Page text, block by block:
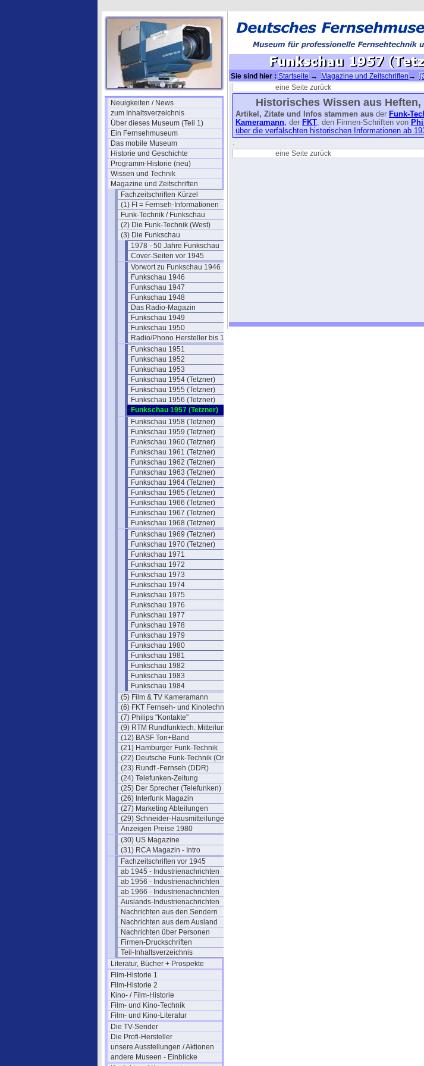
Neuigkeiten / News
zum Inhaltsverzeichnis
Über dieses Museum (Teil 1)
Ein Fernsehmuseum
Das mobile Museum
Historie und Geschichte
Programm-Historie (neu)
Wissen und Technik
Magazine und Zeitschriften
Fachzeitschriften Kürzel
(1) FI = Fernseh-Informationen
Funk-Technik / Funkschau
(2) Die Funk-Technik (West)
(3) Die Funkschau
1978 - 50 Jahre Funkschau
Cover-Seiten vor 1945
Vorwort zu Funkschau 1946
Funkschau 1946
Funkschau 1947
Funkschau 1948
Das Radio-Magazin
Funkschau 1949
Funkschau 1950
Radio/Phono Hersteller bis 1950
Funkschau 1951
Funkschau 1952
Funkschau 1953
Funkschau 1954 (Tetzner)
Funkschau 1955 (Tetzner)
Funkschau 1956 (Tetzner)
Funkschau 1957 (Tetzner)
Funkschau 1958 (Tetzner)
Funkschau 1959 (Tetzner)
Funkschau 1960 (Tetzner)
Funkschau 1961 (Tetzner)
Funkschau 1962 (Tetzner)
Funkschau 1963 (Tetzner)
Funkschau 1964 (Tetzner)
Funkschau 1965 (Tetzner)
Funkschau 1966 (Tetzner)
Funkschau 1967 (Tetzner)
Funkschau 1968 (Tetzner)
Funkschau 1969 (Tetzner)
Funkschau 1970 (Tetzner)
Funkschau 1971
Funkschau 1972
Funkschau 1973
Funkschau 1974
Funkschau 1975
Funkschau 1976
Funkschau 1977
Funkschau 1978
Funkschau 1979
Funkschau 1980
Funkschau 1981
Funkschau 1982
Funkschau 1983
Funkschau 1984
(5) Film & TV Kameramann
(6) FKT Fernseh- und Kinotechnik
(7) Philips "Kontakte"
(9) RTM Rundfunktech. Mitteilungen
(12) BASF Ton+Band
(21) Hamburger Funk-Technik
(22) Deutsche Funk-Technik (Ost)
(23) Rundf.-Fernseh (DDR)
(24) Telefunken-Zeitung
(25) Der Sprecher (Telefunken)
(26) Interfunk Magazin
(27) Marketing Abteilungen
(29) Schneider-Hausmitteilungen
Anzeigen Preise 1980
(30) US Magazine
(31) RCA Magazin - Intro
Fachzeitschriften vor 1945
ab 1945 - Industrienachrichten
ab 1956 - Industrienachrichten
ab 1966 - Industrienachrichten
Auslands-Industrienachrichten
Nachrichten aus den Sendern
Nachrichten aus dem Ausland
Nachrichten über Personen
Firmen-Druckschriften
Teil-Inhaltsverzeichnis
Literatur, Bücher + Prospekte
Film-Historie 1
Film-Historie 2
Kino- / Film-Historie
Film- und Kino-Technik
Film- und Kino-Literatur
Die TV-Sender
Die Profi-Hersteller
unsere Ausstellungen / Aktionen
andere Museen - Einblicke
Sie sind hier : Startseite → Magazine und Zeitschriften →
(Tetzner)
eine Seite zurück
Historisches Wissen aus
Artikel, Zitate und Infos stammen aus der Funk-
Kameramann, der FKT, den Firmen-Schriften von
über die verfälschten historischen Informationen ab
.
eine Seite zurück